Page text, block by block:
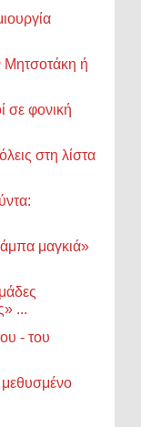
Μητσοτάκη ή
σε φονική
στη λίστα
μαγκιά»
...
- του
μεθυσμένο